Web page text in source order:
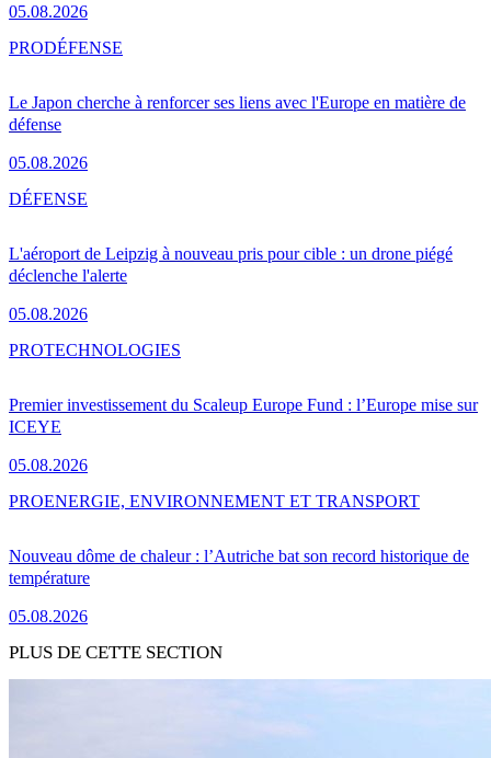
05.08.2026
Le Japon cherche à renforcer ses liens avec l'Europe en matière de
défense
05.08.2026
PRODÉFENSE
L'aéroport de Leipzig à nouveau pris pour cible : un drone piégé
déclenche l'alerte
05.08.2026
DÉFENSE
Premier investissement du Scaleup Europe Fund : l’Europe mise sur
ICEYE
05.08.2026
PROTECHNOLOGIES
Nouveau dôme de chaleur : l’Autriche bat son record historique de
température
05.08.2026
PROENERGIE, ENVIRONNEMENT ET TRANSPORT
PLUS DE CETTE SECTION